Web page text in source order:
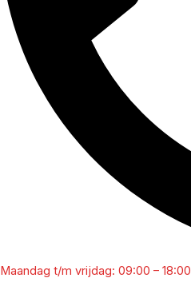
Maandag t/m vrijdag: 09:00 – 18:00